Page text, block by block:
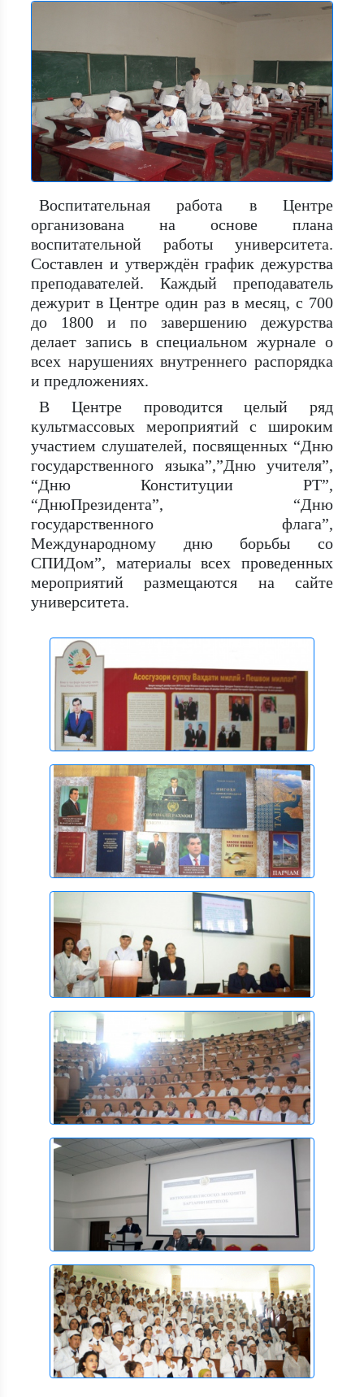
Воспитательная работа в Центре
организована на основе плана
воспитательной работы университета.
Составлен и утверждён график дежурства
преподавателей. Каждый преподаватель
дежурит в Центре один раз в месяц, с 700
до 1800 и по завершению дежурства
делает запись в специальном журнале о
всех нарушениях внутреннего распорядка
и предложениях.
В Центре проводится целый ряд
культмассовых мероприятий с широким
участием слушателей, посвященных “Дню
государственного языка”,”Дню учителя”,
“Дню Конституции РТ”,
“ДнюПрезидента”, “Дню
государственного флага”,
Международному дню борьбы со
СПИДом”, материалы всех проведенных
мероприятий размещаются на сайте
университета.